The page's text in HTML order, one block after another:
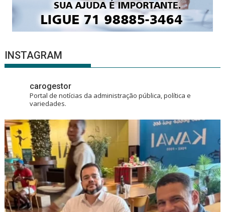
INSTAGRAM
carogestor
Portal de notícias da administração pública, política e
variedades.